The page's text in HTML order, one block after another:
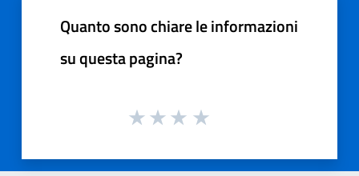
Quanto sono chiare le informazioni
su questa pagina?